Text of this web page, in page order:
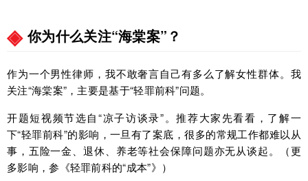
你为什么关注“海棠案”？
作为一个男性律师，我不敢奢言自己有多么了解女性群体。我
关注“海棠案”，主要是基于“轻罪前科”问题。
开题短视频节选自“凉子访谈录”。推荐大家先看看，了解一
下“轻罪前科”的影响，一旦有了案底，很多的常规工作都难以从
事，五险一金、退休、养老等社会保障问题亦无从谈起。（更
多影响，参《轻罪前科的“成本”》）